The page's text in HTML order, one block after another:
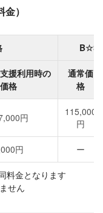
）
援利用時の
価格
通常価
格
円
115,000
円
円 ー
料金となります
せん